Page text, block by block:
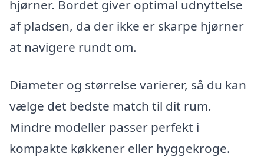
hjørner. Bordet giver optimal udnyttelse
af pladsen, da der ikke er skarpe hjørner
at navigere rundt om.
Diameter og størrelse varierer, så du kan
vælge det bedste match til dit rum.
Mindre modeller passer perfekt i
kompakte køkkener eller hyggekroge.